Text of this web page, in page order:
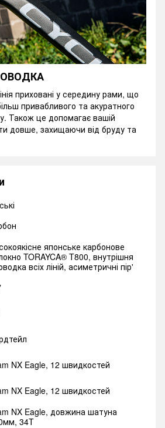
приховані у середину рами, що
привабливого та акуратного
Також це допомагає вашій
довше, захищаючи від бруду та
японське карбонове
TORAYCA® T800, внутрішня
всіх ліній, асиметричні пір'
NX Eagle, 12 швидкостей
NX Eagle, 12 швидкостей
NX Eagle, довжина шатуна
34T